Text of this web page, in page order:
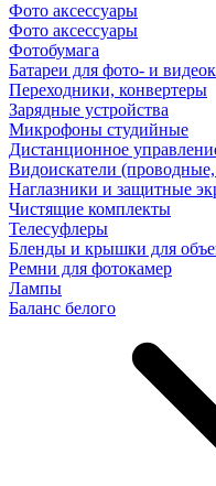
Фото аксессуары
Фото аксессуары
Фотобумага
Батареи для фото- и
Переходники, конвертеры
Зарядные устройства
Микрофоны студийные
Дистанционное
Видоискатели
Наглазники и защитные
Чистящие комплекты
Телесуфлеры
Бленды и крышки для
Ремни для фотокамер
Лампы
Баланс белого